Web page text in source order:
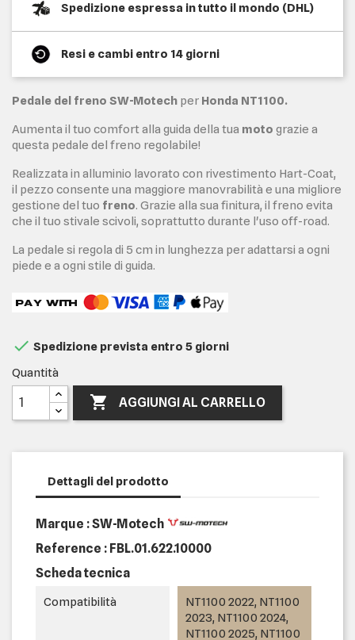
Spedizione espressa in tutto il mondo (DHL)
Resi e cambi entro 14 giorni
Pedale del freno SW-Motech per Honda NT1100.
Aumenta il tuo comfort alla guida della tua moto grazie a
questa pedale del freno regolabile!
Realizzata in alluminio lavorato con rivestimento Hart-Coat,
il pezzo consente una maggiore manovrabilità e una migliore
gestione del tuo freno. Grazie alla sua finitura, il freno evita
che il tuo stivale scivoli, soprattutto durante l'uso off-road.
La pedale si regola di 5 cm in lunghezza per adattarsi a ogni
piede e a ogni stile di guida.
 Spedizione prevista entro 5 giorni
Quantità
 AGGIUNGI AL CARRELLO
Dettagli del prodotto
Marque : SW-Motech
Reference : FBL.01.622.10000
Scheda tecnica
Compatibilità
NT1100 2022, NT1100
2023, NT1100 2024,
NT1100 2025, NT1100